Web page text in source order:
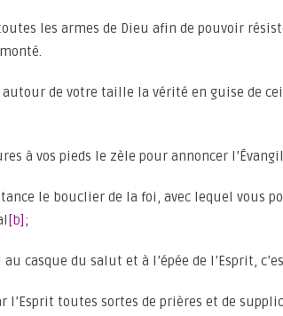
les armes de Dieu afin de pouvoir
autour de votre taille la vérité en guise de
à vos pieds le zèle pour annoncer
le bouclier de la foi, avec lequel vous
[b] ;
casque du salut et à l’épée de l’Esprit,
l’Esprit toutes sortes de prières et de